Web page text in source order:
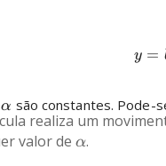
y =
α são constantes. Pode-
realiza um
valor de α.